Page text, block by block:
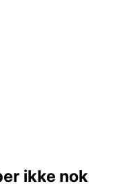
ikke nok